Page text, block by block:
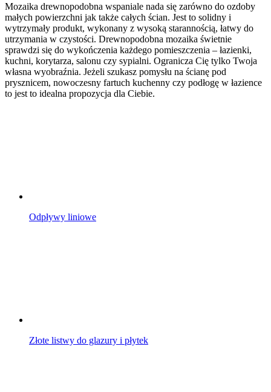
Mozaika drewnopodobna wspaniale nada się zarówno do ozdoby
małych powierzchni jak także całych ścian. Jest to solidny i
wytrzymały produkt, wykonany z wysoką starannością, łatwy do
utrzymania w czystości. Drewnopodobna mozaika świetnie
sprawdzi się do wykończenia każdego pomieszczenia – łazienki,
kuchni, korytarza, salonu czy sypialni. Ogranicza Cię tylko Twoja
własna wyobraźnia. Jeżeli szukasz pomysłu na ścianę pod
prysznicem, nowoczesny fartuch kuchenny czy podłogę w łazience
to jest to idealna propozycja dla Ciebie.
Odpływy liniowe
Złote listwy do glazury i płytek